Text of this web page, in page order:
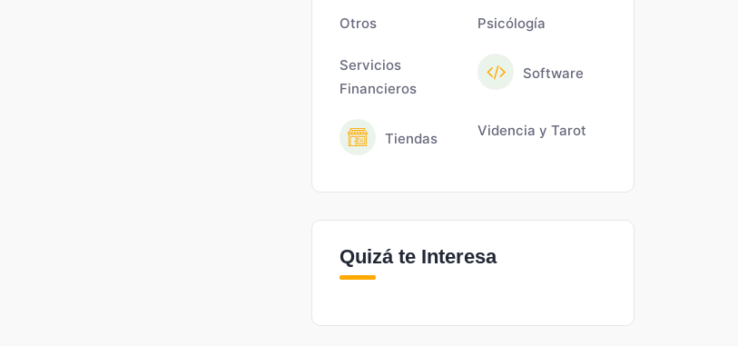
Otros Psicólogía
Servicios
Financieros
Software
Tiendas Videncia y Tarot
Quizá te Interesa